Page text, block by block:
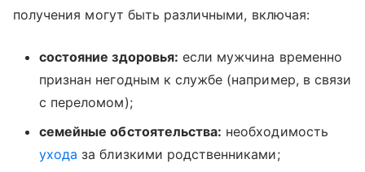
получения могут быть различными, включая:
состояние здоровья: если мужчина временно
признан негодным к службе (например, в связи
с переломом);
семейные обстоятельства: необходимость
ухода за близкими родственниками;